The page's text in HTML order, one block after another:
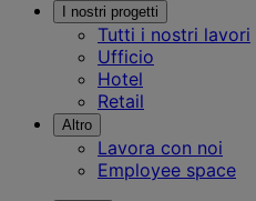
I nostri progetti
Tutti i nostri lavori
Ufficio
Hotel
Retail
Altro
Lavora con noi
Employee space